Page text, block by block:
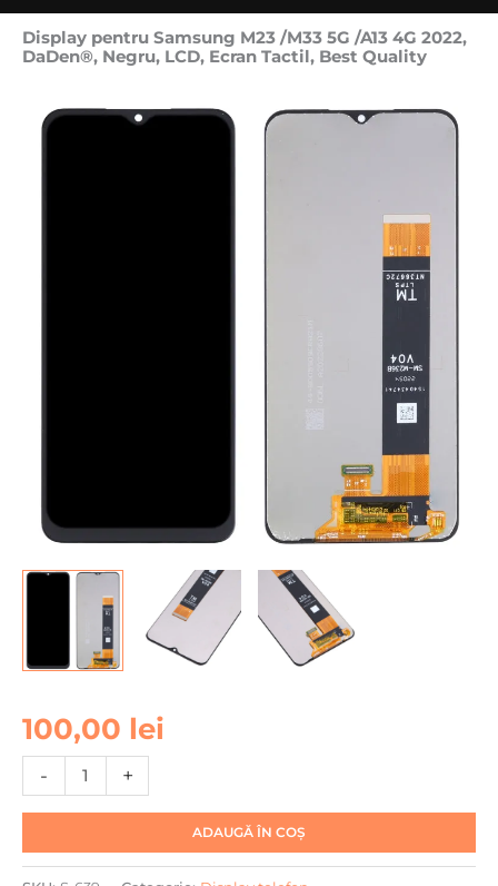
Display pentru Samsung M23 /M33 5G /A13 4G 2022,
DaDen®, Negru, LCD, Ecran Tactil, Best Quality
100,00 lei
-
Cantitate
Display
Samsung
M23
5G
+
ADAUGĂ ÎN COȘ